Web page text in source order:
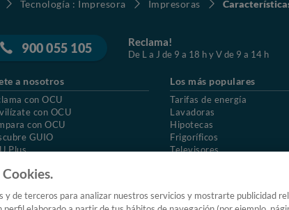
Tecnología : Impresora Impresoras
900 055 105 Reclama!
De L a J de 9 a 18 h y V de 9 a 14 h
a nosotros
con OCU
con OCU
con OCU
GUIO
Plus
Los más populares
Tarifas de energía
Lavadoras
Hipotecas
Frigoríficos
Televisores
Legal
Política de cookies
y de terceros para analizar nuestros servicios y mostrarte publicidad